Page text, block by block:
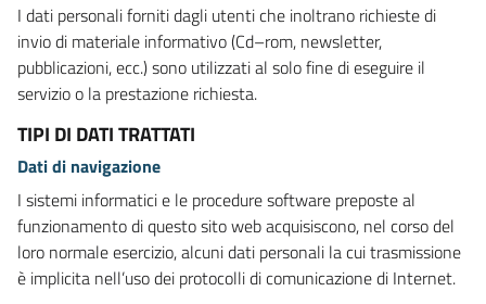
I dati personali forniti dagli utenti che inoltrano richieste di
invio di materiale informativo (Cd–rom, newsletter,
pubblicazioni, ecc.) sono utilizzati al solo fine di eseguire il
servizio o la prestazione richiesta.
TIPI DI DATI TRATTATI
Dati di navigazione
I sistemi informatici e le procedure software preposte al
funzionamento di questo sito web acquisiscono, nel corso del
loro normale esercizio, alcuni dati personali la cui trasmissione
è implicita nell’uso dei protocolli di comunicazione di Internet.